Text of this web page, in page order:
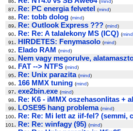
86
(mind)
87. Re: PC energia felvetel (mind)
88. Re: tobb dolog (mind)
89. Re: Outlook Express ??? (mind)
90. Re: Re: A talalekony MS (ICQ) (mind
91 . HIRDETES: Fenymasolo (mind)
92. Elado RAM (mind)
93. Nem vagy megorulve,
94. FAT --> NTFS (mind)
95. Re: Unix parazita (mind)
96. 166 MMX tuning (mind)
97. exe2bin.exe (mind)
98. Re: K6 - iMMX oszehasonlitas +
99. LOSE95 hang problema (mind)
100. Re: Re: Mi lett az iif-fel? (semmi,
101 . Re: Re: winfagy (95) (mind)